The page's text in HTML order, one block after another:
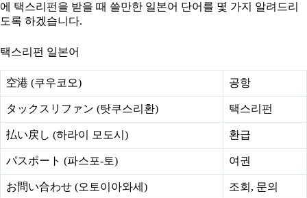
에 택스리펀을 받을 때 쓸만한 일본어 단어를 몇 가지 알려드리
도록 하겠습니다.
택스리펀 일본어
空港 (쿠우코오) 공항
タックスリファン (탓쿠스리환) 택스리펀
払い戻し (하라이 모도시) 환급
パスポート (파스포-토) 여권
お問い合わせ (오토이아와세)
조회, 문의